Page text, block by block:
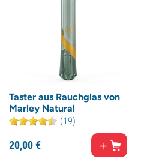
Taster aus Rauchglas von
Marley Natural
(19)
20,00€